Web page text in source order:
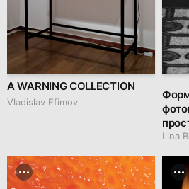
A WARNING COLLECTION
Vladislav Efimov
Lina